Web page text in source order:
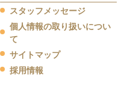
スタッフメッセージ
個人情報の取り扱いについ
て
サイトマップ
採用情報